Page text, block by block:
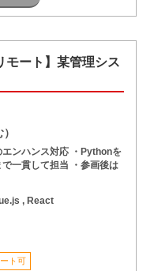
モート】某管理シス
エンハンス対応 ・Pythonを
一貫して担当 ・参画後は
, React
ト可